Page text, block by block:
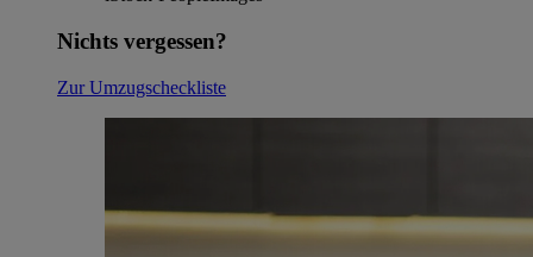
Nichts vergessen?
Zur Umzugscheckliste